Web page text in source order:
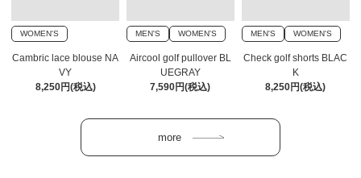
WOMEN'S
Cambric lace blouse NA
VY
8,250円(税込)
MEN'S WOMEN'S
Aircool golf pullover BL
UEGRAY
7,590円(税込)
MEN'S WOMEN'S
Check golf shorts BLAC
K
8,250円(税込)